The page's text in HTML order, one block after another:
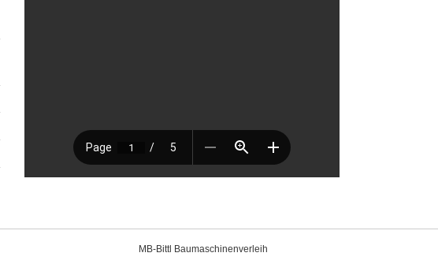
MB-Bittl Baumaschinenverleih